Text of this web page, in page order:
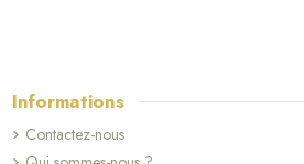
Informations
Contactez-nous